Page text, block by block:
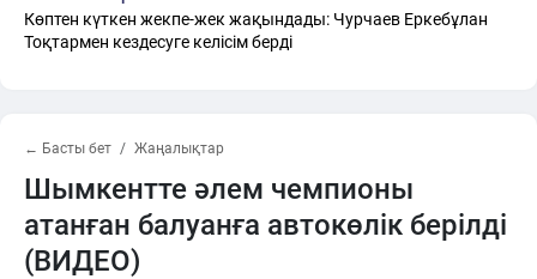
Көптен күткен жекпе-жек жақындады: Чурчаев Еркебұлан
Тоқтармен кездесуге келісім берді
← Басты бет Жаңалықтар
Шымкентте әлем чемпионы
атанған балуанға автокөлік берілді
(ВИДЕО)